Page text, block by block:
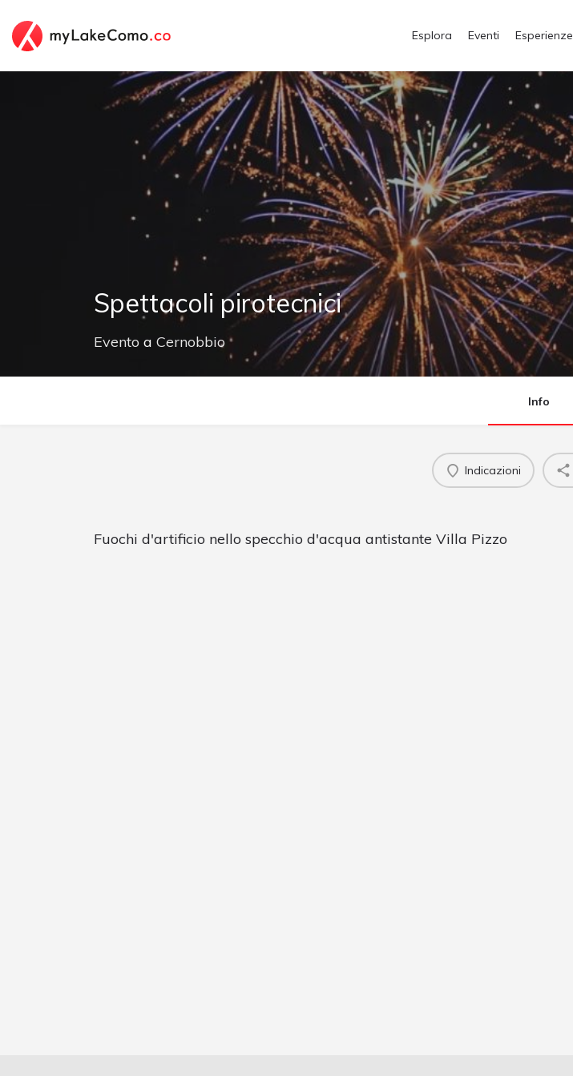
Esplora Eventi Esperienze
Spettacoli pirotecnici
Evento a Cernobbio
Info
Indicazioni
Fuochi d'artificio nello specchio d'acqua antistante Villa Pizzo